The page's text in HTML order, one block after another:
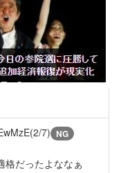
7) NG
格だったよななぁ